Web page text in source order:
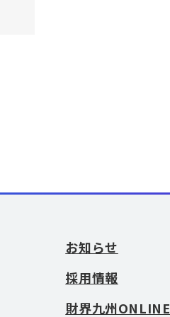
お知らせ
採用情報
財界九州ONLINE